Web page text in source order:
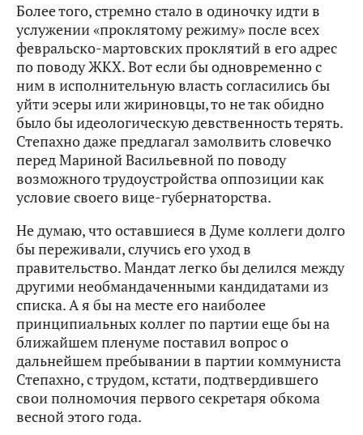
Более того, стремно стало в одиночку идти в
услужении «проклятому режиму» после всех
февральско-мартовских проклятий в его адрес
по поводу ЖКХ. Вот если бы одновременно с
ним в исполнительную власть согласились бы
уйти эсеры или жириновцы, то не так обидно
было бы идеологическую девственность терять.
Степахно даже предлагал замолвить словечко
перед Мариной Васильевной по поводу
возможного трудоустройства оппозиции как
условие своего вице-губернаторства.
Не думаю, что оставшиеся в Думе коллеги долго
бы переживали, случись его уход в
правительство. Мандат легко бы делился между
другими необмандаченными кандидатами из
списка. А я бы на месте его наиболее
принципиальных коллег по партии еще бы на
ближайшем пленуме поставил вопрос о
дальнейшем пребывании в партии коммуниста
Степахно, с трудом, кстати, подтвердившего
свои полномочия первого секретаря обкома
весной этого года.